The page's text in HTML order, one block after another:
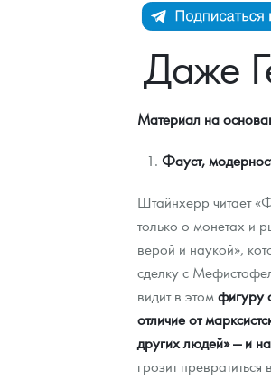
Каталог Монет
Инвестиционные монеты
Золотой червонец
Золотые слитки
Аксессуары
Гарри Поттер
Год Лошади
Инфо
Как сделать заказ
Выкуп монет
Выкуп серебряных
Вопрос - ответ
Памятка для работы с
Условия возврата
Монеты
Доставка
Распродажа монет и
Итоги 2025 года.
Cтатьи
Георгий Победоносец -
Курс золота и серебра
Лом выкуп
Скупка слитков
Контакты
О нас
Наши преимущества
Письмо директору
Даже
Материал на
Фауст,
Штайнхерр читает
только о монетах и
верой и наукой»,
сделку с
видит в этомфигуру
отличие от
других людей» — и
грозит